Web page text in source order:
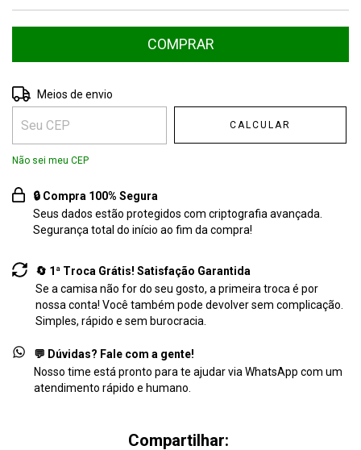
Entregas para o CEP:
Meios de envio
CALCULAR
Não sei meu CEP
🔒 Compra 100% Segura
Seus dados estão protegidos com criptografia avançada.
Segurança total do início ao fim da compra!
🔄 1ª Troca Grátis! Satisfação Garantida
Se a camisa não for do seu gosto, a primeira troca é por
nossa conta! Você também pode devolver sem complicação.
Simples, rápido e sem burocracia.
💬 Dúvidas? Fale com a gente!
Nosso time está pronto para te ajudar via WhatsApp com um
atendimento rápido e humano.
Compartilhar: